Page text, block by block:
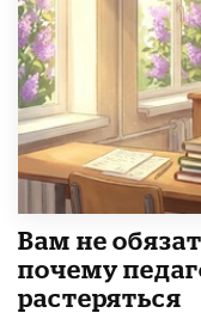
​Вам не
почему
растеряться